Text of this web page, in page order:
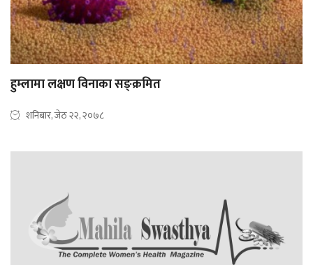
हुम्लामा लक्षण विनाका सङ्क्रमित
शनिबार, जेठ २२, २०७८